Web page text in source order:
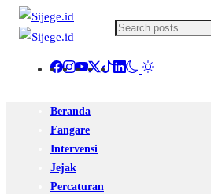
Beranda
Fangare
Intervensi
Jejak
Percaturan